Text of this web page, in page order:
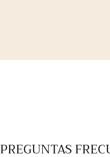
PREGUNTAS